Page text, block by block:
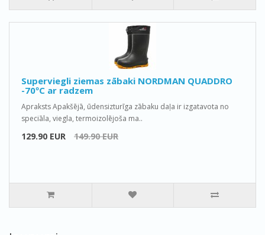
Superviegli ziemas zābaki NORDMAN QUADDRO
-70ºС ar radzem
Apraksts Apakšējā, ūdensizturīga zābaku daļa ir izgatavota no
speciāla, viegla, termoizolējoša ma..
129.90 EUR 149.90 EUR